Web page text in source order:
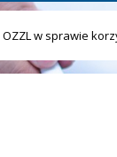
w sprawie